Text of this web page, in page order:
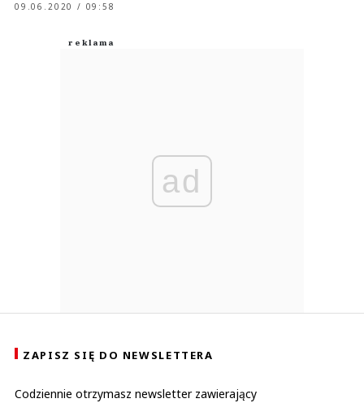
09.06.2020 / 09:58
ad
ZAPISZ SIĘ DO NEWSLETTERA
Codziennie otrzymasz newsletter zawierający